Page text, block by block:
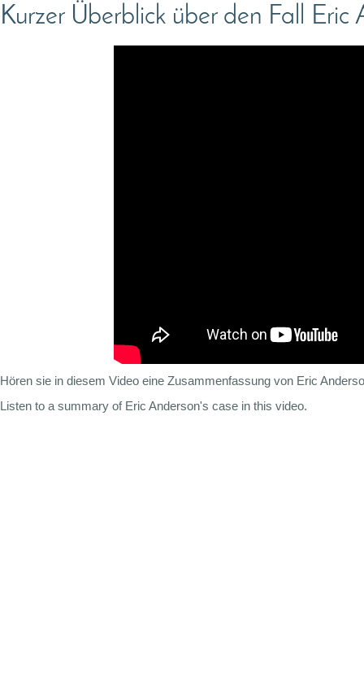
Kurzer Überblick über den Fall Eric
Hören sie in diesem Video eine Zusammenfassung von Eric
Listen to a summary of Eric Anderson's case in this video.